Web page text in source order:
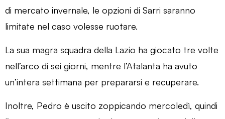
di mercato invernale, le opzioni di Sarri saranno
limitate nel caso volesse ruotare.
La sua magra squadra della Lazio ha giocato tre volte
nell’arco di sei giorni, mentre l’Atalanta ha avuto
un’intera settimana per prepararsi e recuperare.
Inoltre, Pedro è uscito zoppicando mercoledì, quindi